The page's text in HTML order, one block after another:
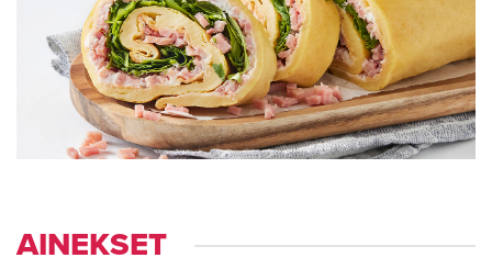
AI­NEK­SET